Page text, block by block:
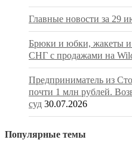
Главные новости за 29
Брюки и юбки, жакеты и
СНГ с продажами на
Предприниматель из
почти 1 млн рублей.
суд 30.07.2026
Популярные темы